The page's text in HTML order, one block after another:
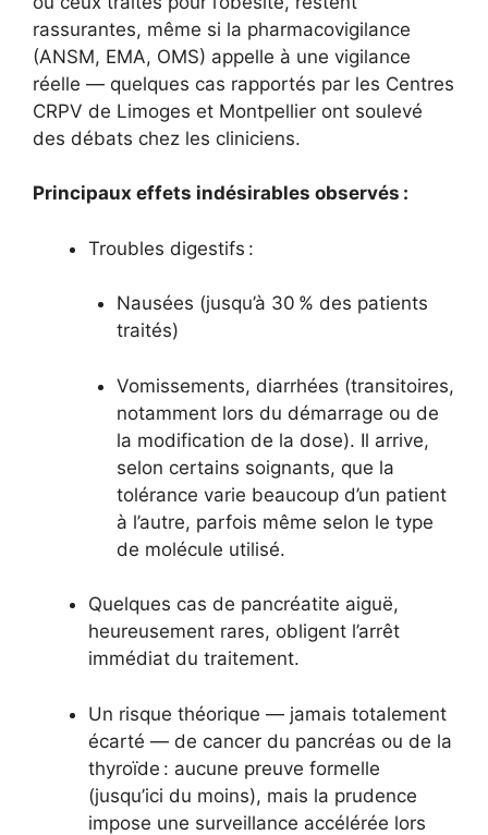
rassurantes, même si la pharmacovigilance
(ANSM, EMA, OMS) appelle à une vigilance
réelle — quelques cas rapportés par les Centres
CRPV de Limoges et Montpellier ont soulevé
des débats chez les cliniciens.
Principaux effets indésirables observés :
Troubles digestifs :
Nausées (jusqu’à 30 % des patients
traités)
Vomissements, diarrhées (transitoires,
notamment lors du démarrage ou de
la modification de la dose). Il arrive,
selon certains soignants, que la
tolérance varie beaucoup d’un patient
à l’autre, parfois même selon le type
de molécule utilisé.
Quelques cas de pancréatite aiguë,
heureusement rares, obligent l’arrêt
immédiat du traitement.
Un risque théorique — jamais totalement
écarté — de cancer du pancréas ou de la
thyroïde : aucune preuve formelle
(jusqu’ici du moins), mais la prudence
impose une surveillance accélérée lors